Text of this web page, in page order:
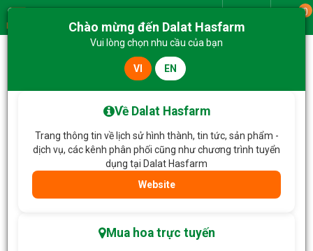
Menu
0
Bó Hoa Cưới 050
Chào mừng đến Dalat Hasfarm
Vui lòng chọn nhu cầu của bạn
VI EN
Về Dalat Hasfarm
Trang thông tin về lịch sử hình thành, tin tức, sản phẩm -
dịch vụ, các kênh phân phối cũng như chương trình tuyển
dụng tại Dalat Hasfarm
Website
Mua hoa trực tuyến